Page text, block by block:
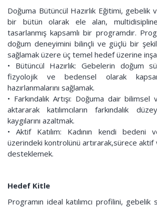
Doğuma Bütüncül Hazırlık Eğitimi, gebelik
bir bütün olarak ele alan,
tasarlanmış kapsamlı bir programdır.
doğum deneyimini bilinçli ve güçlü bir
sağlamak üzere üç temel hedef üzerine
• Bütüncül Hazırlık: Gebelerin doğum
fizyolojik ve bedensel olarak
hazırlanmalarını sağlamak.
• Farkındalık Artışı: Doğuma dair
aktararak katılımcıların farkındalık
kaygılarını azaltmak.
• Aktif Katılım: Kadının kendi bedeni
üzerindeki kontrolünü artırarak,sürece aktif
desteklemek.
Hedef Kitle
Programın ideal katılımcı profilini,